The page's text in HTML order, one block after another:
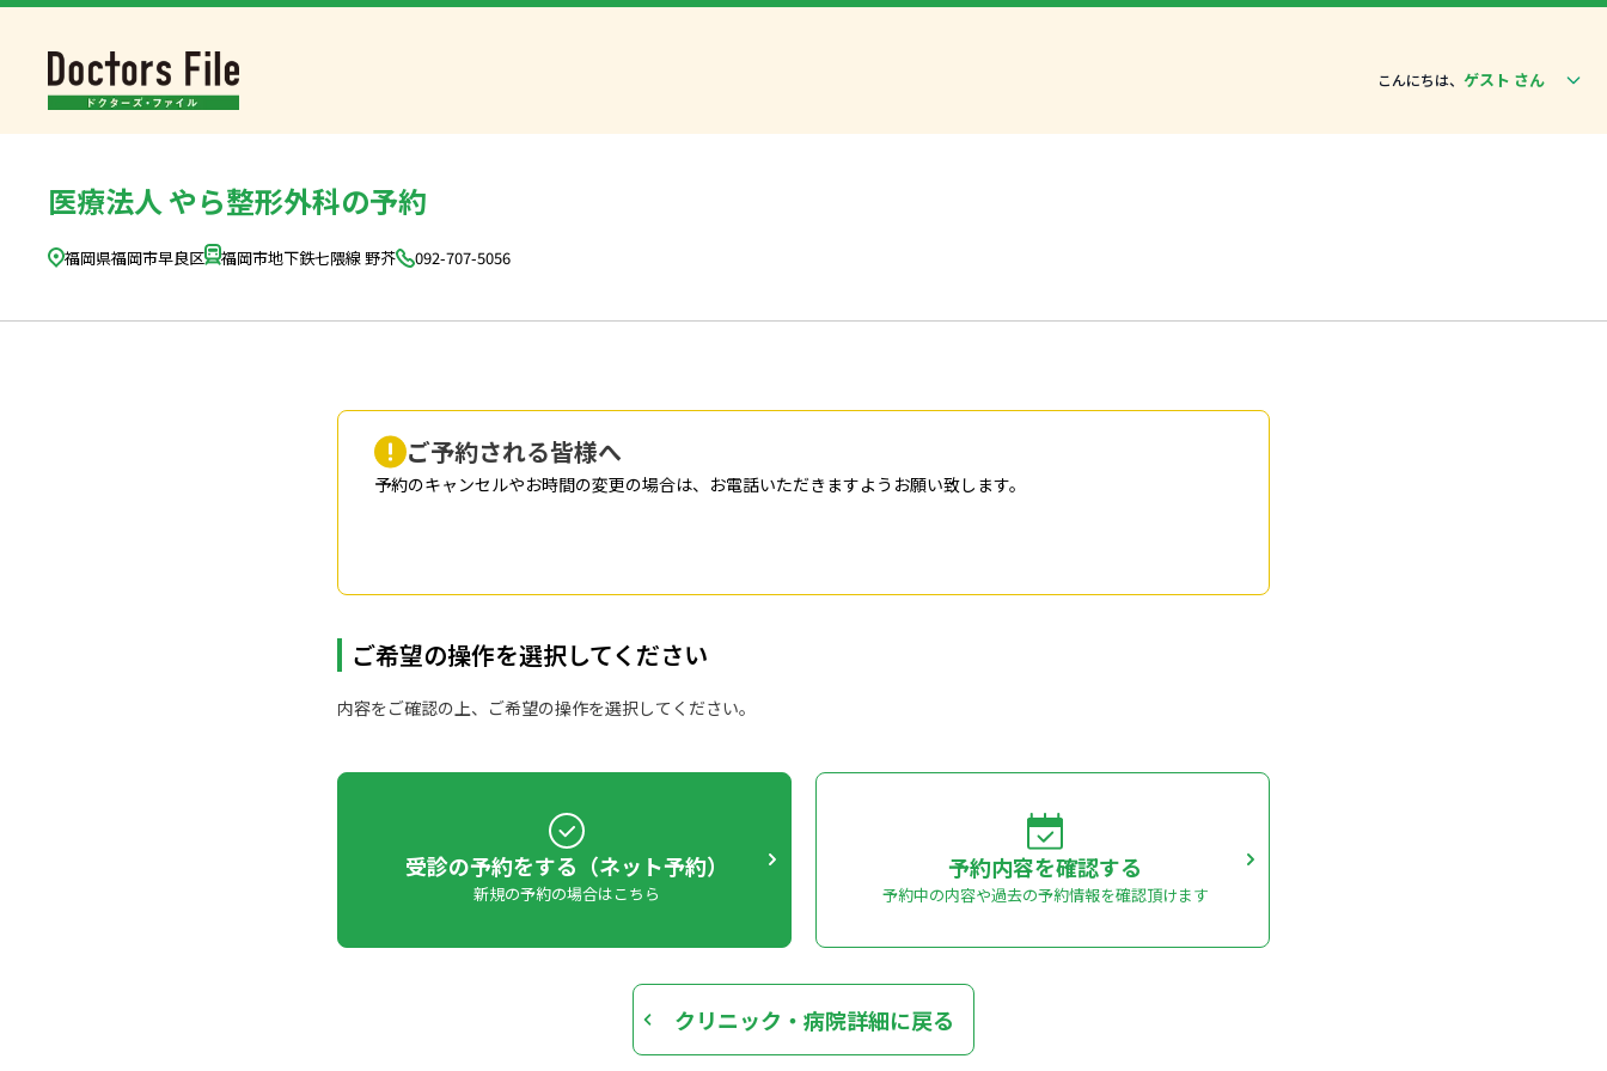
こんにちは、 ゲスト さん
医療法人 やら整形外科の予約
福岡県福岡市早良区 福岡市地下鉄七隈線 野芥 092-707-5056
ご予約される皆様へ
予約のキャンセルやお時間の変更の場合は、お電話いただきますようお願い致します。
ご希望の操作を選択してください
内容をご確認の上、ご希望の操作を選択してください。
受診の予約をする（ネット予約）
新規の予約の場合はこちら
予約内容を確認する
予約中の内容や過去の予約情報を確認頂けます
クリニック・病院詳細に戻る